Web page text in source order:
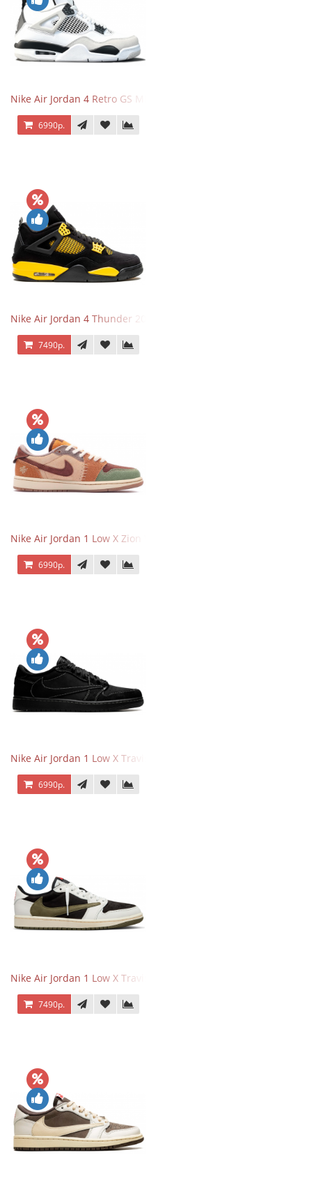
Nike Air Jordan 4 Retro GS Military Black
6990р.
Nike Air Jordan 4 Thunder 2023
7490р.
Nike Air Jordan 1 Low X Zion Williamson Voodoo
6990р.
Nike Air Jordan 1 Low X Travis Scott Black Phantom
6990р.
Nike Air Jordan 1 Low X Travis Scott Olive
7490р.